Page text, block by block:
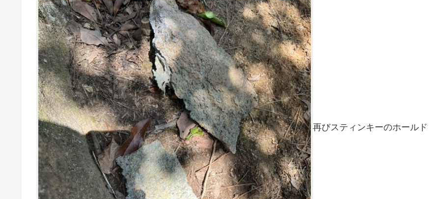
再びスティンキーのホールド